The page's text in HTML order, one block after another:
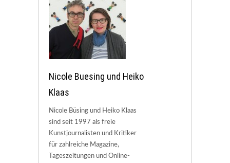
Nicole Buesing und Heiko
Klaas
Nicole Büsing und Heiko Klaas
sind seit 1997 als freie
Kunstjournalisten und Kritiker
für zahlreiche Magazine,
Tageszeitungen und Online-